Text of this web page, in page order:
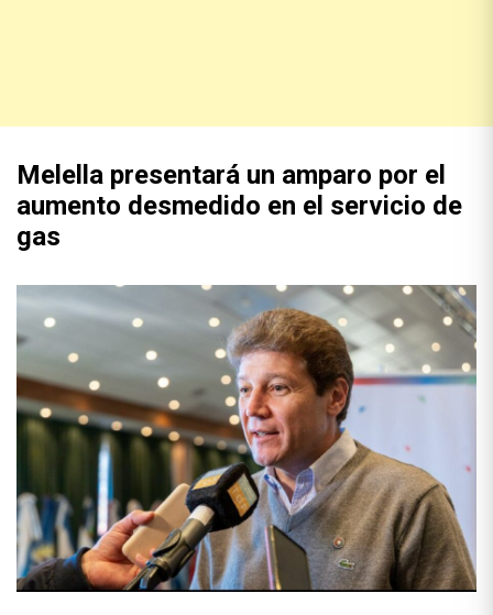
Melella presentará un amparo por el
aumento desmedido en el servicio de
gas